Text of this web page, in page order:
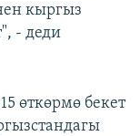
кыргыз
- деди
өткөрмө бекет